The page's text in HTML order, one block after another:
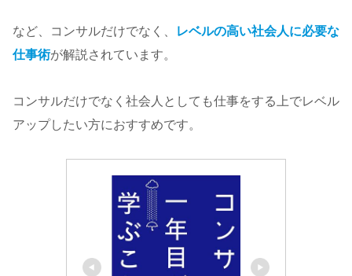
など、コンサルだけでなく、
レベルの高い社会人に必要な
仕事術が解説されています。
コンサルだけでなく社会人としても仕事をする上でレベル
アップしたい方におすすめです。